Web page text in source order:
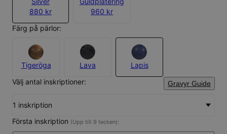
880 kr
960 kr
Färg på pärlor:
Tigeröga Lava
Lapis
Välj antal inskriptioner:
Gravyr Guide
1 inskription
Första inskription (Upp till 9 tecken):